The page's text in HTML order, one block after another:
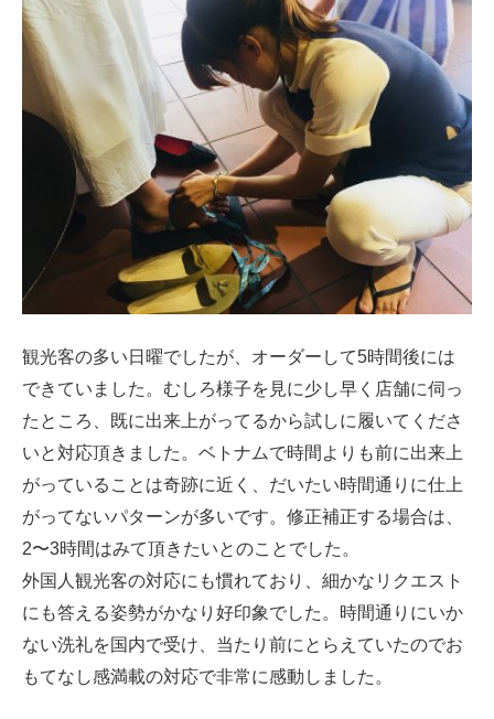
観光客の多い日曜でしたが、オーダーして5時間後には
できていました。むしろ様子を見に少し早く店舗に伺っ
たところ、既に出来上がってるから試しに履いてくださ
いと対応頂きました。ベトナムで時間よりも前に出来上
がっていることは奇跡に近く、だいたい時間通りに仕上
がってないパターンが多いです。修正補正する場合は、
2〜3時間はみて頂きたいとのことでした。
外国人観光客の対応にも慣れており、細かなリクエスト
にも答える姿勢がかなり好印象でした。時間通りにいか
ない洗礼を国内で受け、当たり前にとらえていたのでお
もてなし感満載の対応で非常に感動しました。